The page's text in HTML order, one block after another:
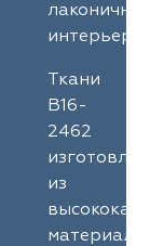
Ткани
B16-
2462
из